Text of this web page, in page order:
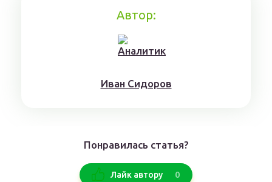
Автор:
Ивaн Сидoрoв
Понравилась статья?
Лайк автору 0